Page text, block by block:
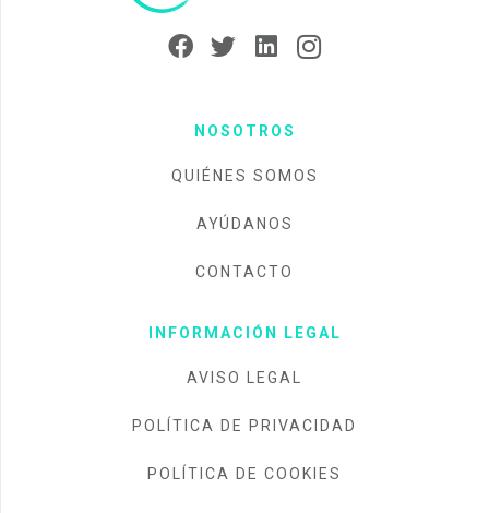
NOSOTROS
QUIÉNES SOMOS
AYÚDANOS
CONTACTO
INFORMACIÓN LEGAL
AVISO LEGAL
POLÍTICA DE PRIVACIDAD
POLÍTICA DE COOKIES